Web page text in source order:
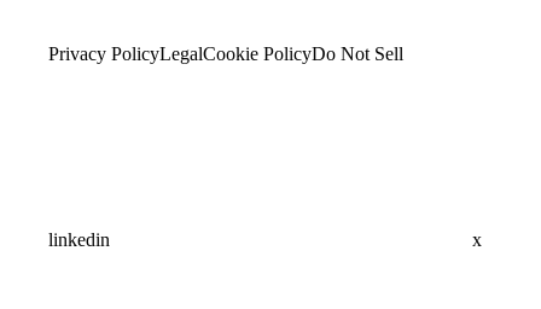
Privacy PolicyLegalCookie PolicyDo Not Sell
linkedin x